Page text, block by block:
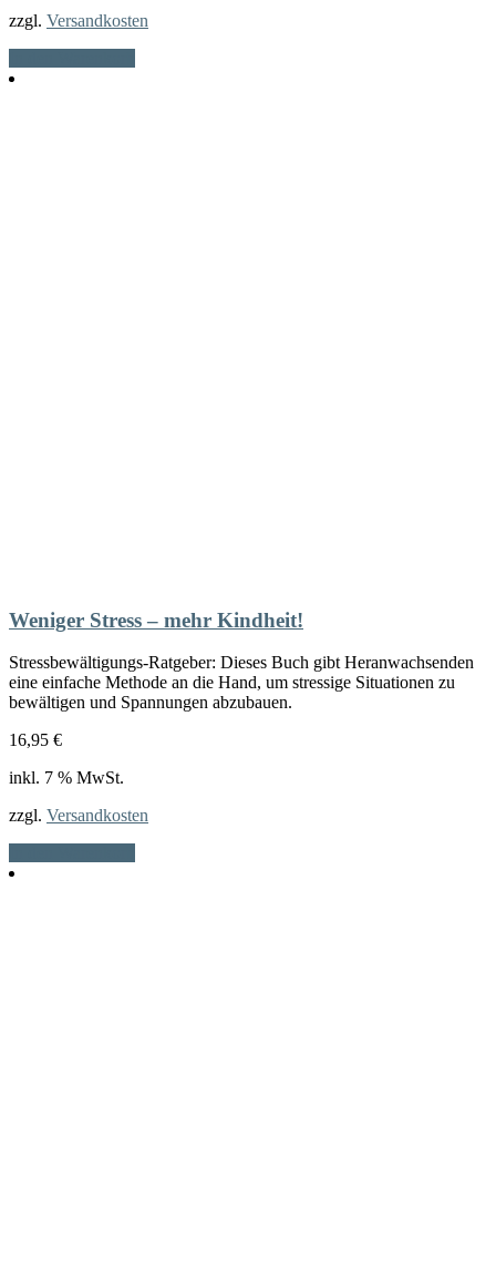
zzgl. Versandkosten
Weniger Stress – mehr Kindheit!
Stressbewältigungs-Ratgeber: Dieses Buch gibt Heranwachsenden
eine einfache Methode an die Hand, um stressige Situationen zu
bewältigen und Spannungen abzubauen.
16,95 €
inkl. 7 % MwSt.
zzgl. Versandkosten